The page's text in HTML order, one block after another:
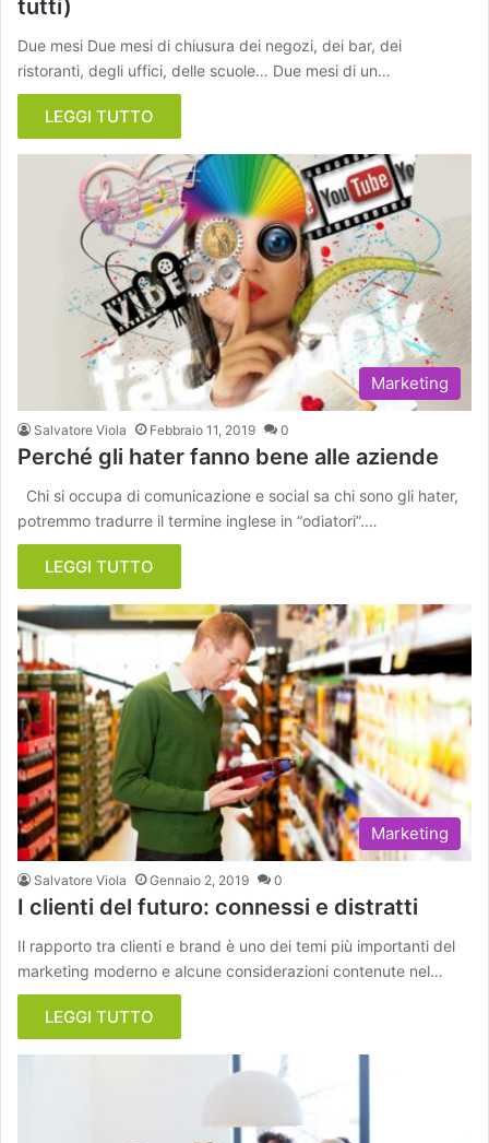
tutti)
Due mesi Due mesi di chiusura dei negozi, dei bar, dei
ristoranti, degli uffici, delle scuole… Due mesi di un…
LEGGI TUTTO
Marketing
Salvatore Viola Febbraio 11, 2019 0
Perché gli hater fanno bene alle aziende
Chi si occupa di comunicazione e social sa chi sono gli hater,
potremmo tradurre il termine inglese in “odiatori”.…
LEGGI TUTTO
Marketing
Salvatore Viola Gennaio 2, 2019 0
I clienti del futuro: connessi e distratti
Il rapporto tra clienti e brand è uno dei temi più importanti del
marketing moderno e alcune considerazioni contenute nel…
LEGGI TUTTO